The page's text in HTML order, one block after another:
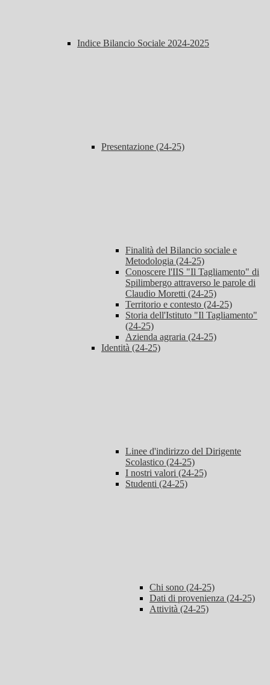
Indice Bilancio Sociale 2024-2025
Presentazione (24-25)
Finalità del Bilancio sociale e
Metodologia (24-25)
Conoscere l'IIS "Il Tagliamento" di
Spilimbergo attraverso le parole di
Claudio Moretti (24-25)
Territorio e contesto (24-25)
Storia dell'Istituto "Il Tagliamento"
(24-25)
Azienda agraria (24-25)
Identità (24-25)
Linee d'indirizzo del Dirigente
Scolastico (24-25)
I nostri valori (24-25)
Studenti (24-25)
Chi sono (24-25)
Dati di provenienza (24-25)
Attività (24-25)